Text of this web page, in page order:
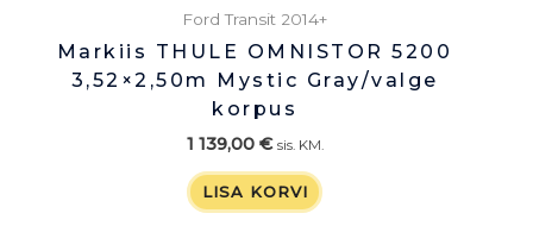
Ford Transit 2014+
Markiis THULE OMNISTOR 5200
3,52×2,50m Mystic Gray/valge
korpus
1 139,00 € sis. KM.
LISA KORVI